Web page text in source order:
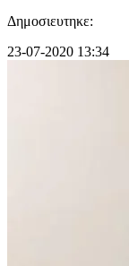
Δημοσιευτηκε:
23-07-2020 13:34